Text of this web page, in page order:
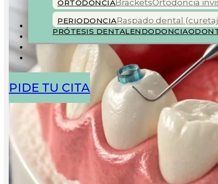
ORTODONCIABracketsOrtodoncia
PERIODONCIARaspado dental
PRÓTESIS DENTALENDODONCIA
COLABORADORES
BLOG
PIDE TU CITA